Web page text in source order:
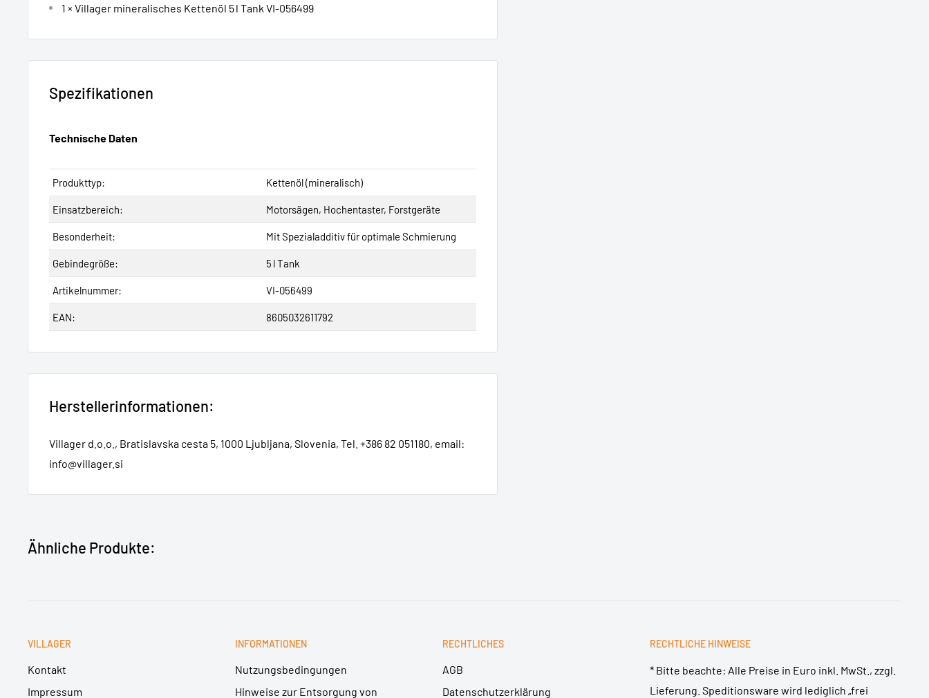
1 × Villager mineralisches Kettenöl 5 l Tank VI-056499
Spezifikationen
Technische Daten
Produkttyp: Kettenöl (mineralisch)
Einsatzbereich: Motorsägen, Hochentaster, Forstgeräte
Besonderheit: Mit Spezialadditiv für optimale Schmierung
Gebindegröße: 5 l Tank
Artikelnummer: VI-056499
EAN: 8605032611792
Herstellerinformationen:
Villager d.o.o., Bratislavska cesta 5, 1000 Ljubljana, Slovenia, Tel. +386 82 051180, email:
info@villager.si
Ähnliche Produkte:
VILLAGER
Kontakt
Impressum
INFORMATIONEN
Nutzungsbedingungen
Hinweise zur Entsorgung von
RECHTLICHES
AGB
Datenschutzerklärung
RECHTLICHE HINWEISE
* Bitte beachte: Alle Preise in Euro inkl. MwSt., zzgl.
Lieferung. Speditionsware wird lediglich „frei